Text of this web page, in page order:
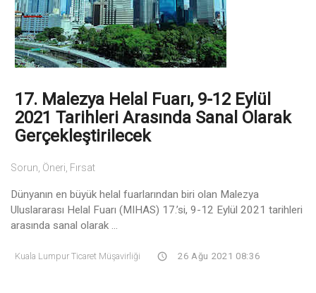
17. Malezya Helal Fuarı, 9-12 Eylül
2021 Tarihleri Arasında Sanal Olarak
Gerçekleştirilecek
Sorun, Öneri, Fırsat
Dünyanın en büyük helal fuarlarından biri olan Malezya
Uluslararası Helal Fuarı (MIHAS) 17.’si, 9-12 Eylül 2021 tarihleri
arasında sanal olarak ...
Kuala Lumpur Ticaret Müşavirliği 26 Ağu 2021 08:36